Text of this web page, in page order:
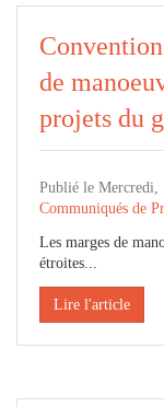
de
projets du
Publié le Mercredi,
Communiqués de
Les marges de
étroites...
Lire l'article